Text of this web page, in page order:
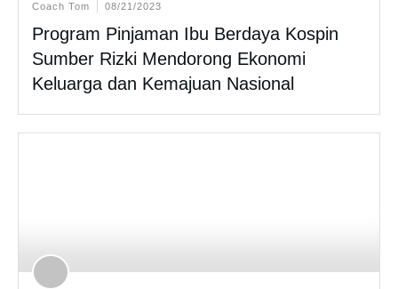
Coach Tom 08/21/2023
Program Pinjaman Ibu Berdaya Kospin
Sumber Rizki Mendorong Ekonomi
Keluarga dan Kemajuan Nasional